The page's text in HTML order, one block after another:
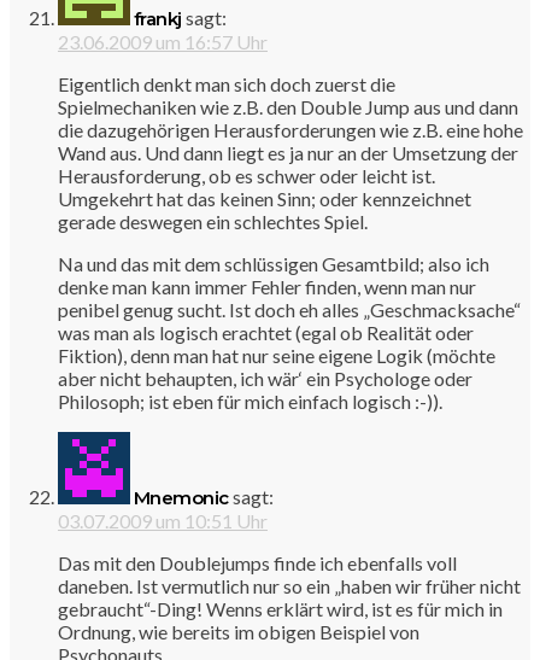
frankj sagt:
23.06.2009 um 16:57 Uhr
Eigentlich denkt man sich doch zuerst die
Spielmechaniken wie z.B. den Double Jump aus und dann
die dazugehörigen Herausforderungen wie z.B. eine hohe
Wand aus. Und dann liegt es ja nur an der Umsetzung der
Herausforderung, ob es schwer oder leicht ist.
Umgekehrt hat das keinen Sinn; oder kennzeichnet
gerade deswegen ein schlechtes Spiel.
Na und das mit dem schlüssigen Gesamtbild; also ich
denke man kann immer Fehler finden, wenn man nur
penibel genug sucht. Ist doch eh alles „Geschmacksache“
was man als logisch erachtet (egal ob Realität oder
Fiktion), denn man hat nur seine eigene Logik (möchte
aber nicht behaupten, ich wär‘ ein Psychologe oder
Philosoph; ist eben für mich einfach logisch :-)).
Mnemonicsagt:
03.07.2009 um 10:51 Uhr
Das mit den Doublejumps finde ich ebenfalls voll
daneben. Ist vermutlich nur so ein „haben wir früher nicht
gebraucht“-Ding! Wenns erklärt wird, ist es für mich in
Ordnung, wie bereits im obigen Beispiel von
Psychonauts.